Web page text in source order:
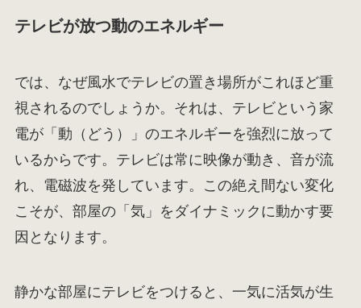
テレビが放つ動のエネルギー
では、なぜ風水でテレビの置き場所がこれほど重
視されるのでしょうか。それは、テレビという家
電が「動（どう）」のエネルギーを強烈に放って
いるからです。テレビは常に映像が動き、音が流
れ、電磁波を発しています。この絶え間ない変化
こそが、部屋の「気」をダイナミックに動かす要
因となります。
静かな部屋にテレビをつけると、一気に活気が生